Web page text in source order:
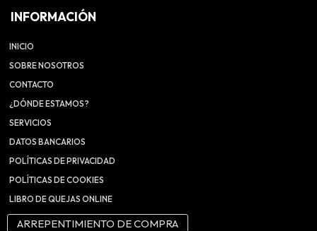
INFORMACIÓN
INICIO
SOBRE NOSOTROS
CONTACTO
¿DÓNDE ESTAMOS?
SERVICIOS
DATOS BANCARIOS
POLÍTICAS DE PRIVACIDAD
POLÍTICAS DE COOKIES
LIBRO DE QUEJAS ONLINE
ARREPENTIMIENTO DE COMPRA